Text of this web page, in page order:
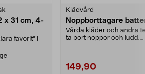
x 31 cm, 4-
favorit” i
Klädvård
Noppborttagare
Vårda kläder och andra
ta bort noppor och ludd.
149,90